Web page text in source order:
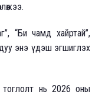
“Би чамд хайртай”,
энэ үдэш эгшиглэх
нь 2026 оны